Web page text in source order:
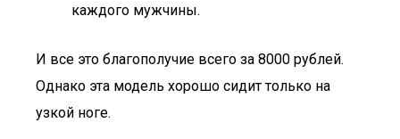
каждого мужчины.
И все это благополучие всего за 8000 рублей.
Однако эта модель хорошо сидит только на
узкой ноге.